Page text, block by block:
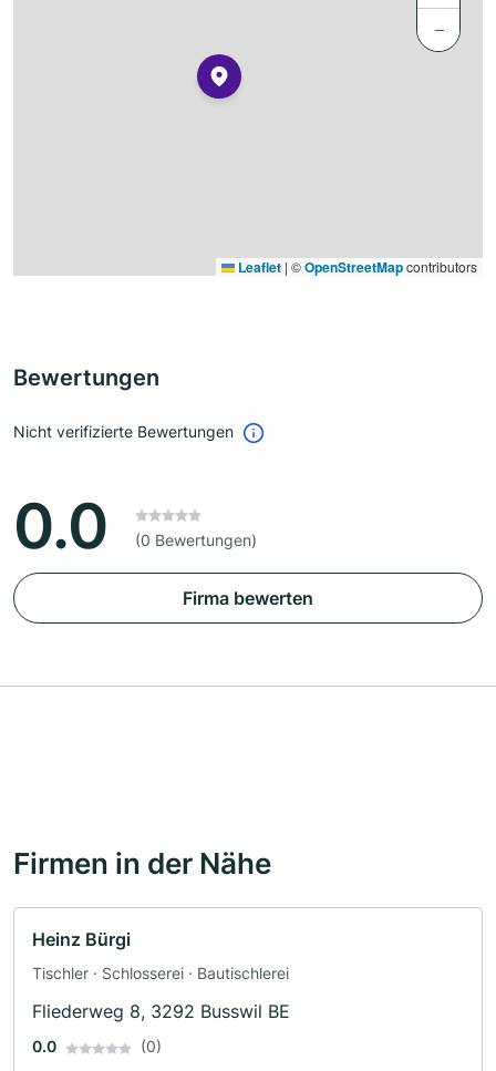
−
Leaflet | ©OpenStreetMapcontributors
Bewertungen
Nicht verifizierte Bewertungen
0.0 (0 Bewertungen)
Firma bewerten
Firmen in der Nähe
Heinz Bürgi
Tischler · Schlosserei · Bautischlerei
Fliederweg 8, 3292 Busswil BE
0.0 (0)